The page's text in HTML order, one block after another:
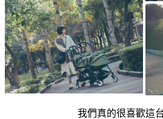
我們真的很喜歡這